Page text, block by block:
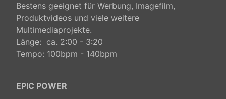
Bestens geeignet für Werbung, Imagefilm,
Produktvideos und viele weitere
Multimediaprojekte.
Länge: ca. 2:00 - 3:20
Tempo: 100bpm - 140bpm
EPIC POWER